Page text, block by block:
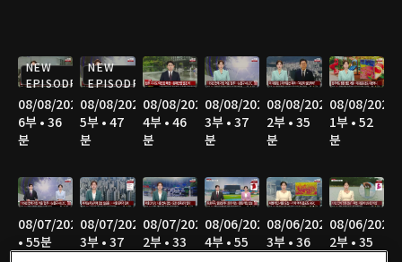
NEW
EPISODE
08/08/2026
6부 • 36
분
NEW
EPISODE
08/08/2026
5부 • 47
분
08/08/2026
4부 • 46
분
08/08/2026
3부 • 37
분
08/08/2026
2부 • 35
분
08/08/2026
1부 • 52
분
08/07/2026
• 55분
08/07/2026
3부 • 37
08/07/2026
2부 • 33
08/06/2026
4부 • 55
08/06/2026
3부 • 36
08/06/2026
2부 • 35